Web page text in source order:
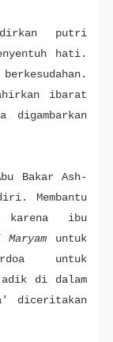
putri
hati.
ibarat
digambarkan
Bakar Ash-
Membantu
karena ibu
Maryam untuk
untuk
adik di dalam
diceritakan